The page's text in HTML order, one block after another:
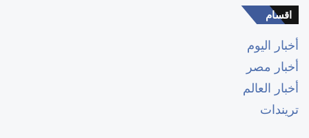
اقسام
أخبار اليوم
أخبار مصر
أخبار العالم
تريندات